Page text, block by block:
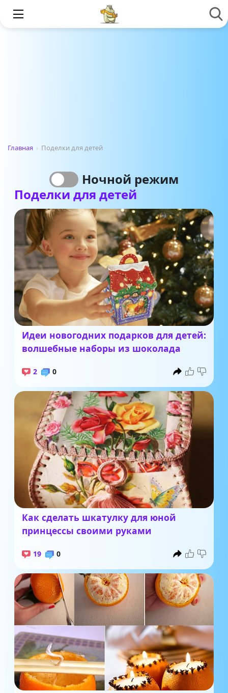
Главная › Поделки для детей
Ночной режим
Поделки для детей
Идеи новогодних подарков для детей:
волшебные наборы из шоколада
2 0
Как сделать шкатулку для юной
принцессы своими руками
19 0